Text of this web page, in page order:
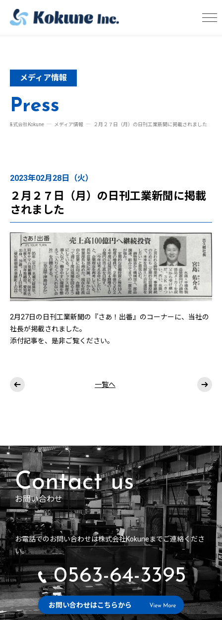
メディア情報
Press
株式会社Kokune メディア情報 ２月２７日（月）の日刊工業新聞に掲載されました
2023年02月28日（火）
２月２７日（月）の日刊工業新聞に掲載
されました
2月27日の日刊工業新聞の『さあ！出番』のコーナーに、当社の
社長が掲載されました。
添付記事を、是非ご覧ください。
一覧へ
お問い合わせ
お電話でのお問い合わせは株式会社Kokuneまでご連絡くださ
い。
0563-64-3395
お問い合わせはこちらから